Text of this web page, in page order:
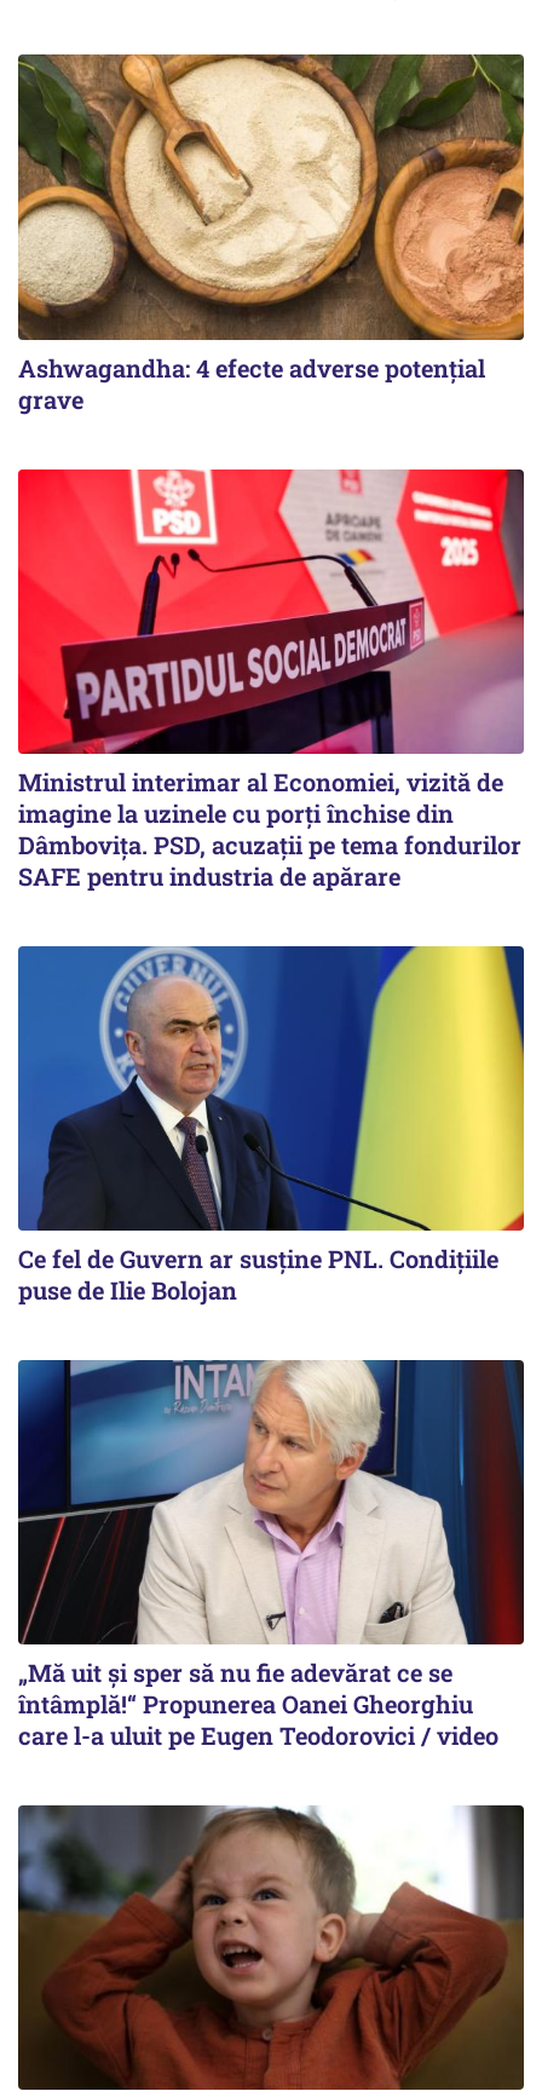
Ashwagandha: 4 efecte adverse potențial
grave
Ministrul interimar al Economiei, vizită de
imagine la uzinele cu porți închise din
Dâmbovița. PSD, acuzații pe tema fondurilor
SAFE pentru industria de apărare
Ce fel de Guvern ar susține PNL. Condițiile
puse de Ilie Bolojan
„Mă uit și sper să nu fie adevărat ce se
întâmplă!“ Propunerea Oanei Gheorghiu
care l-a uluit pe Eugen Teodorovici / video